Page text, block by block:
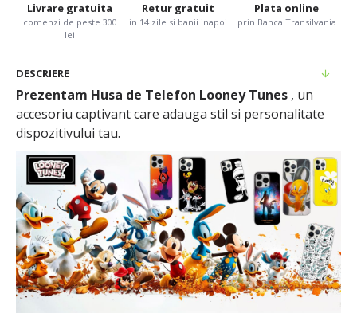
Livrare gratuita
comenzi de peste 300
lei
Retur gratuit
in 14 zile si banii inapoi
Plata online
prin Banca Transilvania
DESCRIERE
Prezentam Husa de Telefon Looney Tunes , un
accesoriu captivant care adauga stil si personalitate
dispozitivului tau.